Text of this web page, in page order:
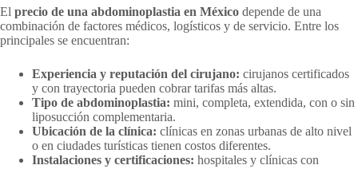
El precio de una abdominoplastia en México depende de una
combinación de factores médicos, logísticos y de servicio. Entre los
principales se encuentran:
Experiencia y reputación del cirujano: cirujanos certificados
y con trayectoria pueden cobrar tarifas más altas.
Tipo de abdominoplastia: mini, completa, extendida, con o sin
liposucción complementaria.
Ubicación de la clínica: clínicas en zonas urbanas de alto nivel
o en ciudades turísticas tienen costos diferentes.
Instalaciones y certificaciones: hospitales y clínicas con